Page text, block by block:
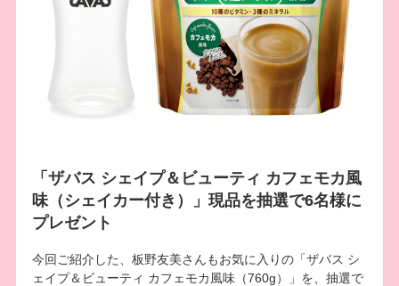
「ザバス シェイプ＆ビューティ カフェモカ風
味（シェイカー付き）」現品を抽選で6名様に
プレゼント
今回ご紹介した、板野友美さんもお気に入りの「ザバス シ
ェイプ＆ビューティ カフェモカ風味（760g）」を、抽選で